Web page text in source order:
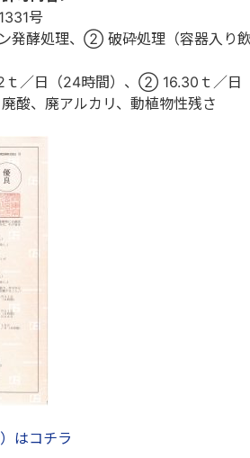
号
発酵処理、② 破砕処理（容器入り
ｔ／日（24時間）、② 16.30ｔ／日
酸、廃アルカリ、動植物性残さ
はコチラ